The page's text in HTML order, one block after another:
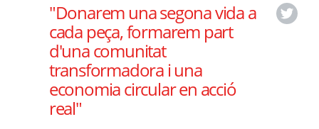
"Donarem una segona vida a
cada peça, formarem part
d'una comunitat
transformadora i una
economia circular en acció
real"